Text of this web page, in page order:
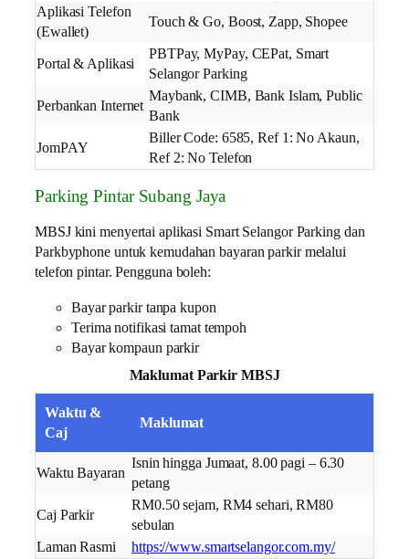
Aplikasi Telefon
(Ewallet)
Touch & Go, Boost, Zapp, Shopee
Portal & Aplikasi
PBTPay, MyPay, CEPat, Smart
Selangor Parking
Perbankan Internet
Maybank, CIMB, Bank Islam, Public
Bank
JomPAY
Biller Code: 6585, Ref 1: No Akaun,
Ref 2: No Telefon
Parking Pintar Subang Jaya
MBSJ kini menyertai aplikasi Smart Selangor Parking dan
Parkbyphone untuk kemudahan bayaran parkir melalui
telefon pintar. Pengguna boleh:
Bayar parkir tanpa kupon
Terima notifikasi tamat tempoh
Bayar kompaun parkir
Maklumat Parkir MBSJ
Waktu &
Caj
Maklumat
Waktu Bayaran
Isnin hingga Jumaat, 8.00 pagi – 6.30
petang
Caj Parkir
RM0.50 sejam, RM4 sehari, RM80
sebulan
Laman Rasmi
https://www.smartselangor.com.my/